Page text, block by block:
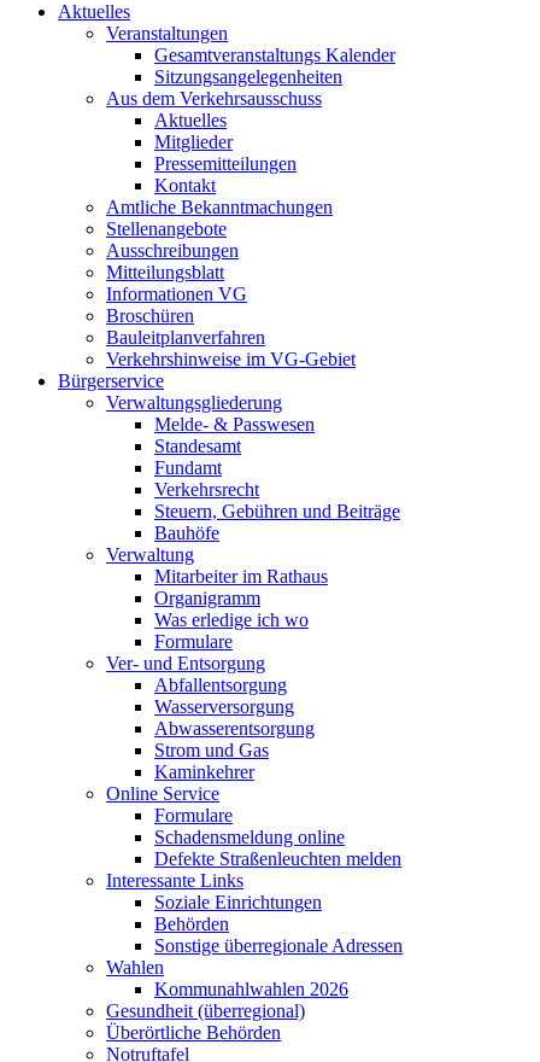
Aktuelles
Veranstaltungen
Gesamtveranstaltungs Kalender
Sitzungsangelegenheiten
Aus dem Verkehrsausschuss
Aktuelles
Mitglieder
Pressemitteilungen
Kontakt
Amtliche Bekanntmachungen
Stellenangebote
Ausschreibungen
Mitteilungsblatt
Informationen VG
Broschüren
Bauleitplanverfahren
Verkehrshinweise im VG-Gebiet
Bürgerservice
Verwaltungsgliederung
Melde- & Passwesen
Standesamt
Fundamt
Verkehrsrecht
Steuern, Gebühren und Beiträge
Bauhöfe
Verwaltung
Mitarbeiter im Rathaus
Organigramm
Was erledige ich wo
Formulare
Ver- und Entsorgung
Abfallentsorgung
Wasserversorgung
Abwasserentsorgung
Strom und Gas
Kaminkehrer
Online Service
Formulare
Schadensmeldung online
Defekte Straßenleuchten melden
Interessante Links
Soziale Einrichtungen
Behörden
Sonstige überregionale Adressen
Wahlen
Kommunahlwahlen 2026
Gesundheit (überregional)
Überörtliche Behörden
Notruftafel